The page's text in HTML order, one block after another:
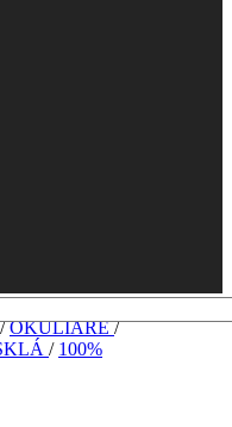
/ OKULIARE/
/ 100%